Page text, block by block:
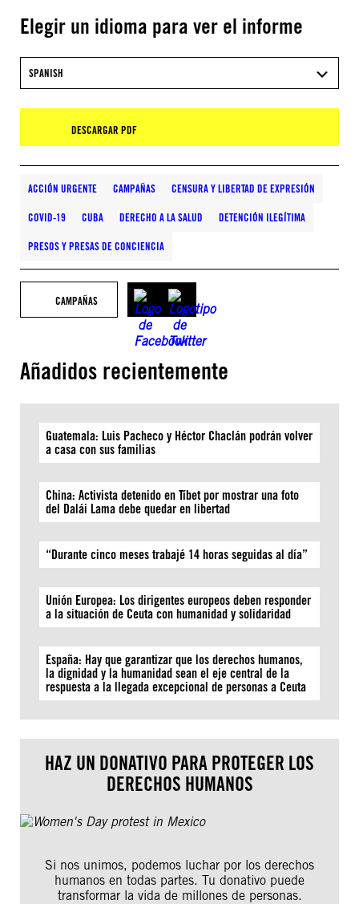
Elegir un idioma para ver el informe
SPANISH
DESCARGAR PDF
ACCIÓN URGENTE CAMPAÑAS CENSURA Y LIBERTAD DE EXPRESIÓN
COVID-19 CUBA DERECHO A LA SALUD DETENCIÓN ILEGÍTIMA
PRESOS Y PRESAS DE CONCIENCIA
CAMPAÑAS
Añadidos recientemente
Guatemala: Luis Pacheco y Héctor Chaclán podrán volver
a casa con sus familias
China: Activista detenido en Tíbet por mostrar una foto
del Dalái Lama debe quedar en libertad
“Durante cinco meses trabajé 14 horas seguidas al día”
Unión Europea: Los dirigentes europeos deben responder
a la situación de Ceuta con humanidad y solidaridad
España: Hay que garantizar que los derechos humanos,
la dignidad y la humanidad sean el eje central de la
respuesta a la llegada excepcional de personas a Ceuta
HAZ UN DONATIVO PARA PROTEGER LOS
DERECHOS HUMANOS
Si nos unimos, podemos luchar por los derechos
humanos en todas partes. Tu donativo puede
transformar la vida de millones de personas.